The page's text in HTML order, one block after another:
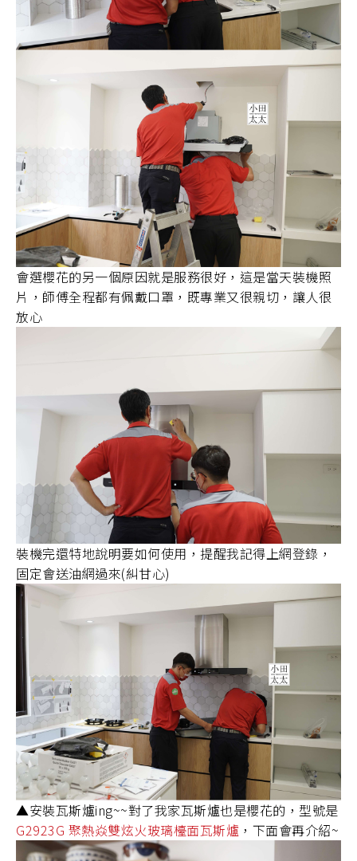
會選櫻花的另一個原因就是服務很好，這是當天裝機照
片，師傅全程都有佩戴口罩，既專業又很親切，讓人很
放心
裝機完還特地說明要如何使用，提醒我記得上網登錄，
固定會送油網過來(糾甘心)
▲安裝瓦斯爐ing~~對了我家瓦斯爐也是櫻花的，型號是
G2923G 聚熱焱雙炫火玻璃檯面瓦斯爐 ，下面會再介紹~